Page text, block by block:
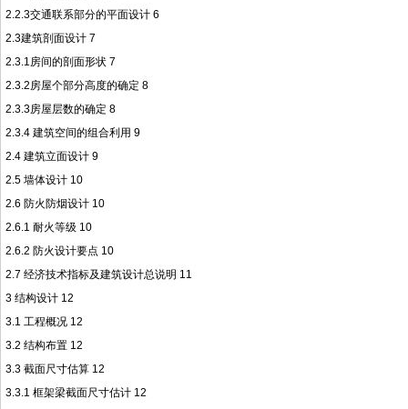
2.2.3交通联系部分的平面设计 6
2.3建筑剖面设计 7
2.3.1房间的剖面形状 7
2.3.2房屋个部分高度的确定 8
2.3.3房屋层数的确定 8
2.3.4 建筑空间的组合利用 9
2.4 建筑立面设计 9
2.5 墙体设计 10
2.6 防火防烟设计 10
2.6.1 耐火等级 10
2.6.2 防火设计要点 10
2.7 经济技术指标及建筑设计总说明 11
3 结构设计 12
3.1 工程概况 12
3.2 结构布置 12
3.3 截面尺寸估算 12
3.3.1 框架梁截面尺寸估计 12